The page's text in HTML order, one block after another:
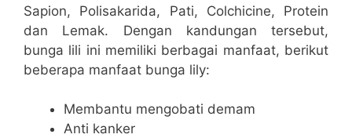
Sapion, Polisakarida, Pati, Colchicine, Protein
dan Lemak. Dengan kandungan tersebut,
bunga lili ini memiliki berbagai manfaat, berikut
beberapa manfaat bunga lily:
Membantu mengobati demam
Anti kanker